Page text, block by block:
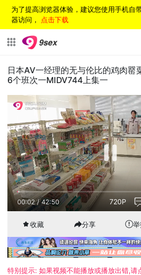
为了提高浏览器体验，建议您使用手机自
器访问， 点击下载
日本AV一经理的无与伦比的鸡肉罂
6个班次一MIDV744上集一
00:02/42:50 720P
收藏 分享
特别提示: 如果视频不能播放或播放出错,请